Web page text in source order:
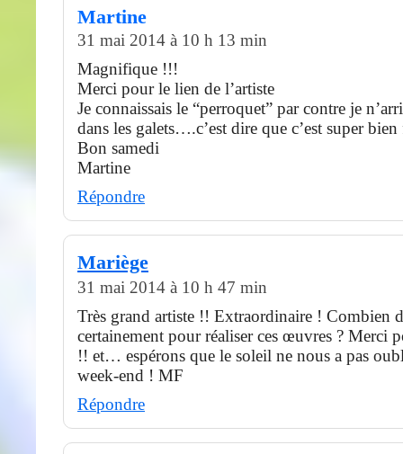
Martine
31 mai 2014 à 10 h 13 min
Magnifique !!!
Merci pour le lien de l’artiste
Je connaissais le “perroquet” par contre je
dans les galets….c’est dire que c’est super bien
Bon samedi
Martine
Répondre
Mariège
31 mai 2014 à 10 h 47 min
Très grand artiste !! Extraordinaire ! Combien
certainement pour réaliser ces œuvres ? Merci
!! et… espérons que le soleil ne nous a pas
week-end ! MF
Répondre